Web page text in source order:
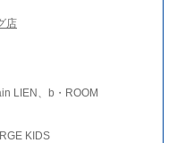
店
LIEN、b・ROOM
KIDS